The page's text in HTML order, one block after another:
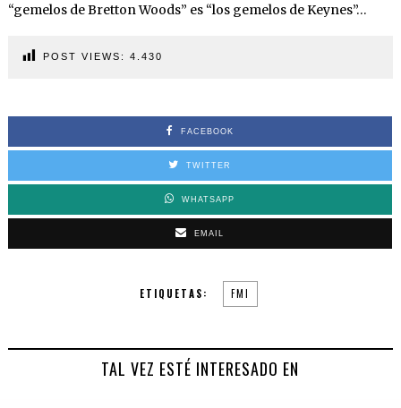
“gemelos de Bretton Woods” es “los gemelos de Keynes”…
POST VIEWS: 4.430
FACEBOOK
TWITTER
WHATSAPP
EMAIL
ETIQUETAS: FMI
TAL VEZ ESTÉ INTERESADO EN